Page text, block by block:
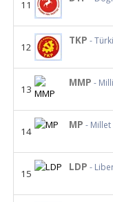
11
12
TKP -
13
MMP -
14
MP - Millet
15
LDP -